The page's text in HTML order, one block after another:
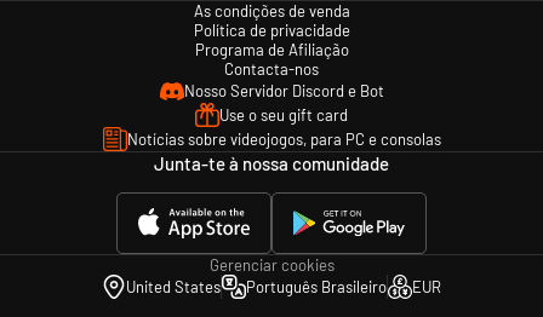
As condições de venda
Política de privacidade
Programa de Afiliação
Contacta-nos
Nosso Servidor Discord e Bot
Use o seu gift card
Notícias sobre videojogos, para PC e consolas
Junta-te à nossa comunidade
Gerenciar cookies
United States
Português Brasileiro EUR